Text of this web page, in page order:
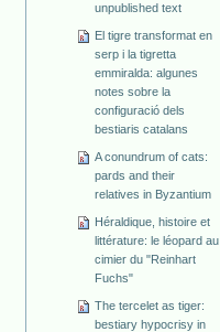
unpublished text
El tigre transformat en
serp i la tigretta
emmiralda: algunes
notes sobre la
configuració dels
bestiaris catalans
A conundrum of cats:
pards and their
relatives in Byzantium
Héraldique, histoire et
littérature: le léopard au
cimier du "Reinhart
Fuchs"
The tercelet as tiger:
bestiary hypocrisy in